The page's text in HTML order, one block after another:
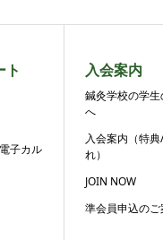
ト
子カル
入会案内
鍼灸学校の学
へ
入会案内（特
れ）
JOIN NOW
準会員申込のご